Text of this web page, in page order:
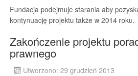
Fundacja podejmuje starania aby
kontynuację projektu także w 2014 roku.
Zakończenie projektu
prawnego
Utworzono: 29 grudzień 2013